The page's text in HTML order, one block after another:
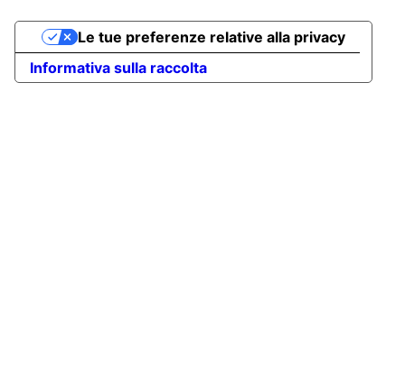
Informativa sulla raccolta
Le tue preferenze relative alla privacy